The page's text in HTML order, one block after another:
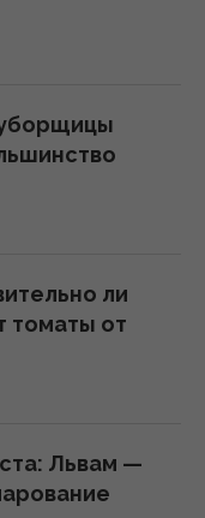
духов:
в WSJ ли
томаты от
Львам —